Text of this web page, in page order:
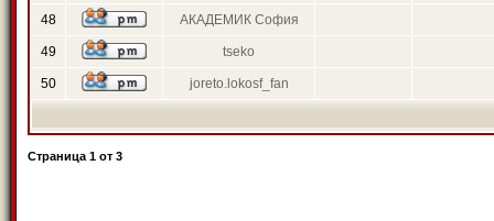
48 АКАДЕМИК София
49 tseko
50 joreto.lokosf_fan
Страница 1 от 3